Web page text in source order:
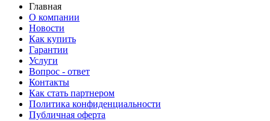
Главная
О компании
Новости
Как купить
Гарантии
Услуги
Вопрос - ответ
Контакты
Как стать партнером
Политика конфиденциальности
Публичная оферта